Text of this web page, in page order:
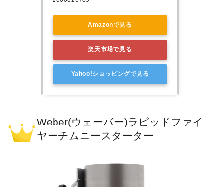
Amazonで見る
楽天市場で見る
Yahoo!ショッピングで見る
Weber(ウェーバー)ラピッドファイ
ヤーチムニースターター